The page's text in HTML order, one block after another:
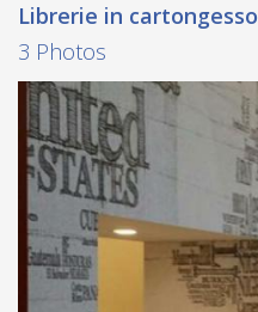
Librerie in cartongesso
3 Photos